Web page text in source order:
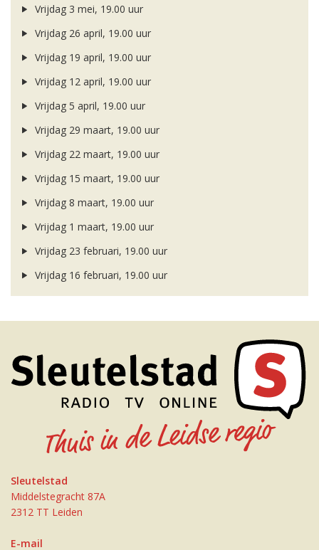
Vrijdag 3 mei, 19.00 uur
Vrijdag 26 april, 19.00 uur
Vrijdag 19 april, 19.00 uur
Vrijdag 12 april, 19.00 uur
Vrijdag 5 april, 19.00 uur
Vrijdag 29 maart, 19.00 uur
Vrijdag 22 maart, 19.00 uur
Vrijdag 15 maart, 19.00 uur
Vrijdag 8 maart, 19.00 uur
Vrijdag 1 maart, 19.00 uur
Vrijdag 23 februari, 19.00 uur
Vrijdag 16 februari, 19.00 uur
Sleutelstad
Middelstegracht 87A
2312 TT Leiden
E-mail